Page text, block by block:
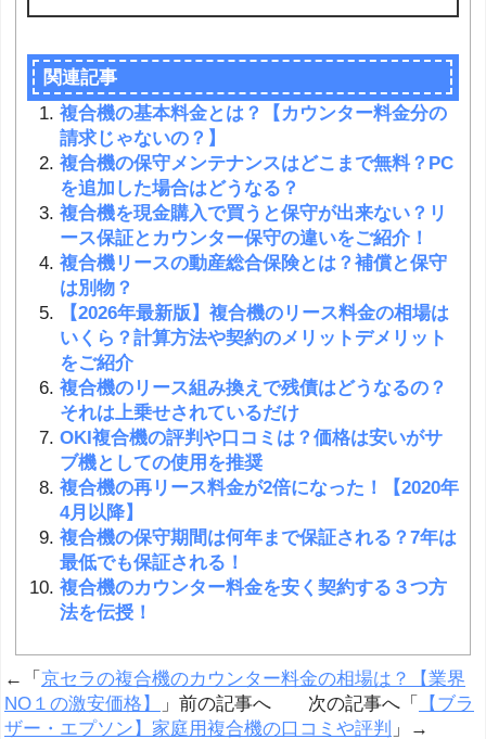
関連記事
複合機の基本料金とは？【カウンター料金分の
請求じゃないの？】
複合機の保守メンテナンスはどこまで無料？PC
を追加した場合はどうなる？
複合機を現金購入で買うと保守が出来ない？リ
ース保証とカウンター保守の違いをご紹介！
複合機リースの動産総合保険とは？補償と保守
は別物？
【2026年最新版】複合機のリース料金の相場は
いくら？計算方法や契約のメリットデメリット
をご紹介
複合機のリース組み換えで残債はどうなるの？
それは上乗せされているだけ
OKI複合機の評判や口コミは？価格は安いがサ
ブ機としての使用を推奨
複合機の再リース料金が2倍になった！【2020年
4月以降】
複合機の保守期間は何年まで保証される？7年は
最低でも保証される！
複合機のカウンター料金を安く契約する３つ方
法を伝授！
←「 京セラの複合機のカウンター料金の相場は？【業界
NO１の激安価格】
」前の記事へ 次の記事へ「
【ブラ
ザー・エプソン】家庭用複合機の口コミや評判 」→